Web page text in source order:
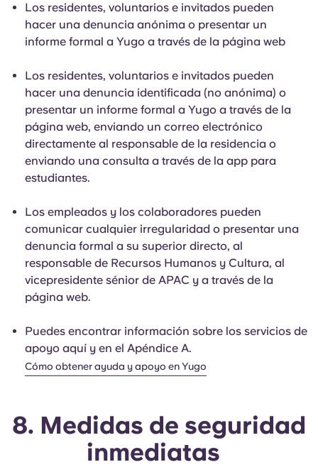
Los residentes, voluntarios e invitados pueden
hacer una denuncia anónima o presentar un
informe formal a Yugo a través de la página web
Los residentes, voluntarios e invitados pueden
hacer una denuncia identificada (no anónima) o
presentar un informe formal a Yugo a través de la
página web, enviando un correo electrónico
directamente al responsable de la residencia o
enviando una consulta a través de la app para
estudiantes.
Los empleados y los colaboradores pueden
comunicar cualquier irregularidad o presentar una
denuncia formal a su superior directo, al
responsable de Recursos Humanos y Cultura, al
vicepresidente sénior de APAC y a través de la
página web.
Puedes encontrar información sobre los servicios de
apoyo aquí y en el Apéndice A.
Cómo obtener ayuda y apoyo en Yugo
8. Medidas de seguridad
inmediatas